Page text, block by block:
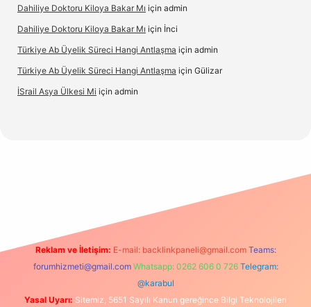
Dahiliye Doktoru Kiloya Bakar Mı için admin
Dahiliye Doktoru Kiloya Bakar Mı için İnci
Türkiye Ab Üyelik Süreci Hangi Antlaşma için admin
Türkiye Ab Üyelik Süreci Hangi Antlaşma için Gülizar
İSrail Asya Ülkesi Mi için admin
Reklam ve İletişim: E-mail: backlinkpaneli@gmail.com Teams:
forumhizmeti@gmail.com Whatsapp: 0262 606 0 726 Telegram:
@karabul
Yasal Uyarı: Sitemiz, 5651 Sayılı Kanun gereğince Bilgi Teknolojileri